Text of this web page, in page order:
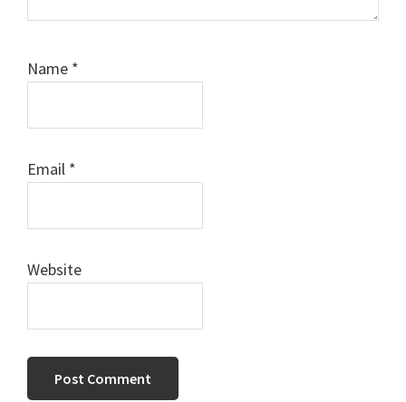
Name *
Email *
Website